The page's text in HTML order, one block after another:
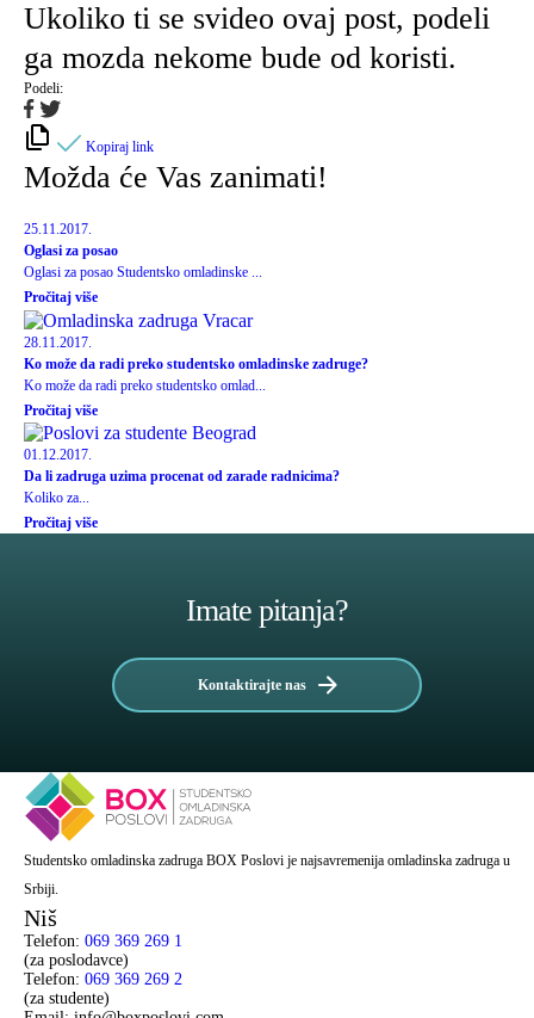
Ukoliko ti se svideo ovaj post, podeli
ga mozda nekome bude od koristi.
Podeli:
Kopiraj link
Možda će Vas zanimati!
25.11.2017.
Oglasi za posao
Oglasi za posao Studentsko omladinske ...
Pročitaj više
28.11.2017.
Ko može da radi preko studentsko omladinske zadruge?
Ko može da radi preko studentsko omlad...
Pročitaj više
01.12.2017.
Da li zadruga uzima procenat od zarade radnicima?
Koliko za...
Pročitaj više
Imate pitanja?
Kontaktirajte nas
Studentsko omladinska zadruga BOX Poslovi je najsavremenija omladinska zadruga u
Srbiji.
Niš
Telefon: 069 369 269 1
(za poslodavce)
Telefon: 069 369 269 2
(za studente)